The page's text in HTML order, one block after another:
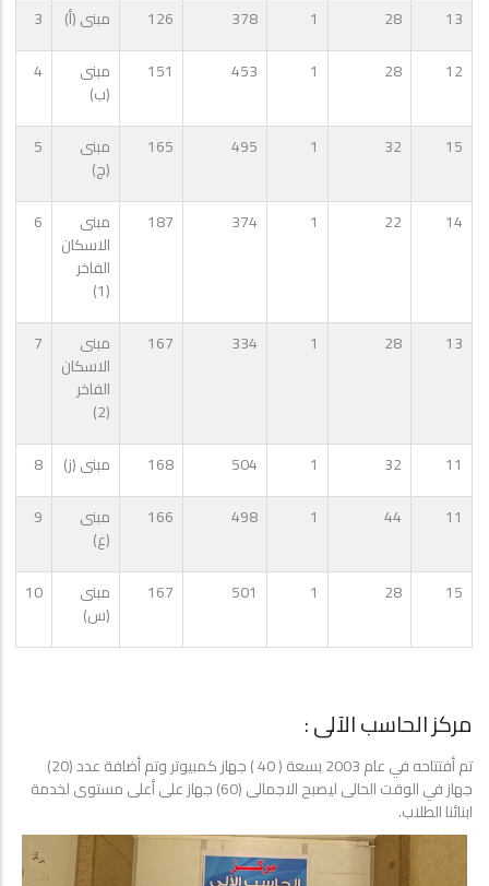
13
28
1
378
126 مبنى (أ)
3
12
28
1
453
151
مبنى
(ب)
4
15
32
1
495
165
مبنى
(ج)
5
14
22
1
374
187
مبنى
الاسكان
الفاخر
(1)
6
13
28
1
334
167
مبنى
الاسكان
الفاخر
(2)
7
11
32
1
504
168 مبنى (ز)
8
11
44
1
498
166
مبنى
(ع)
9
15
28
1
501
167
مبنى
(س)
10
مركز الحاسب الآلى :
تم أفتتاحه في عام 2003 بسعة ( 40 ) جهاز كمبيوتر وتم أضافة عدد (20)
جهاز في الوقت الحالى ليصبح الاجمالى (60) جهاز على أعلى مستوى لخدمة
ابنائنا الطلاب.